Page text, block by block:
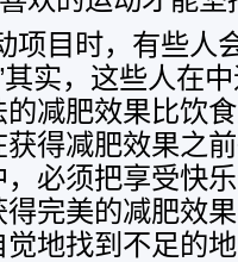
项目时，有些人
实，这些人在
减肥效果比饮
得减肥效果之
必须把享受快
完美的减肥效
地找到不足的